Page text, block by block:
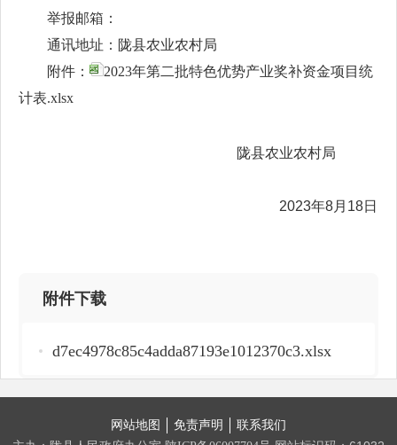
举报邮箱：
通讯地址：陇县农业农村局
附件：
2023年第二批特色优势产业奖补资金项目统
计表.xlsx
陇县农业农村局
2023年8月18日
附件下载
d7ec4978c85c4adda87193e1012370c3.xlsx
网站地图 免责声明 联系我们